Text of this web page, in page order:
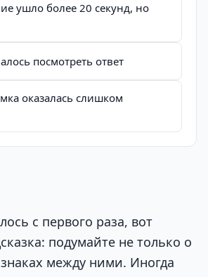
ушло более 20 секунд, но
посмотреть ответ
оказалась слишком
с первого раза, вот
подумайте не только о
между ними. Иногда